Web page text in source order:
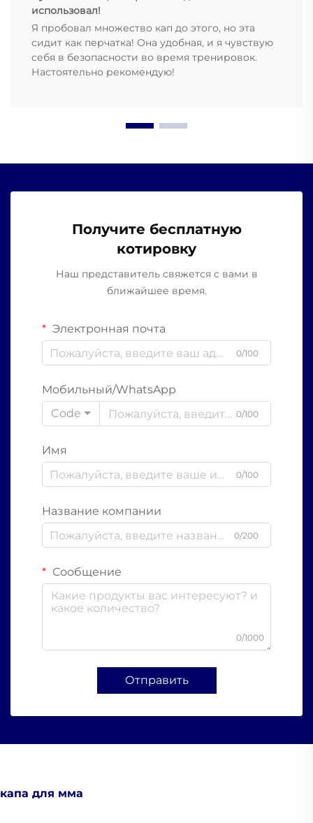
использовал!
Я пробовал множество кап до этого, но эта
сидит как перчатка! Она удобная, и я чувствую
себя в безопасности во время тренировок.
Настоятельно рекомендую!
Получите бесплатную
котировку
Наш представитель свяжется с вами в
ближайшее время.
Электронная почта
0/100
Мобильный/WhatsApp
Code
0/100
Имя
0/100
Название компании
0/200
Сообщение
0/1000
Отправить
капа для мма